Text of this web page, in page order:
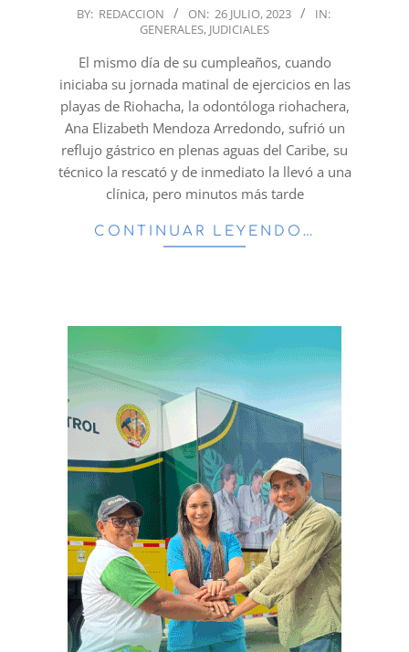
2023-
BY: REDACCION ON: 26 JULIO, 2023
IN:
GENERALES, JUDICIALES
El mismo día de su cumpleaños, cuando
iniciaba su jornada matinal de ejercicios en las
playas de Riohacha, la odontóloga riohachera,
Ana Elizabeth Mendoza Arredondo, sufrió un
reflujo gástrico en plenas aguas del Caribe, su
técnico la rescató y de inmediato la llevó a una
clínica, pero minutos más tarde
CONTINUAR LEYENDO…